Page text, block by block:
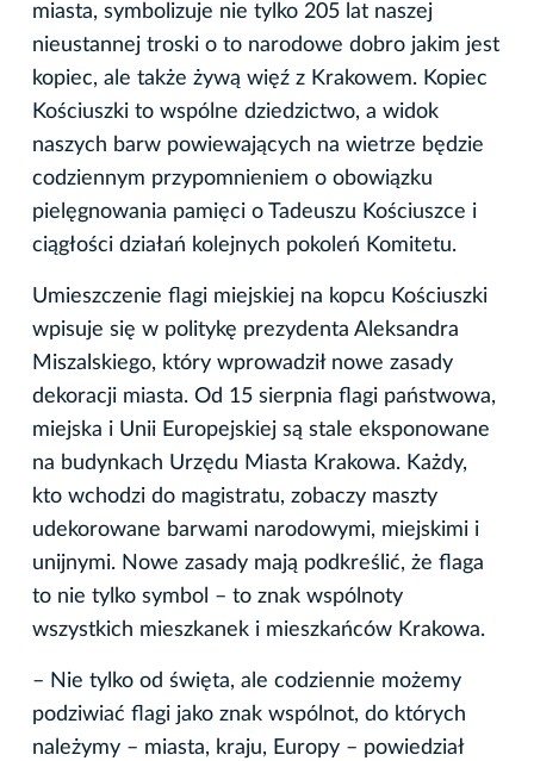
miasta, symbolizuje nie tylko 205 lat naszej
nieustannej troski o to narodowe dobro jakim jest
kopiec, ale także żywą więź z Krakowem. Kopiec
Kościuszki to wspólne dziedzictwo, a widok
naszych barw powiewających na wietrze będzie
codziennym przypomnieniem o obowiązku
pielęgnowania pamięci o Tadeuszu Kościuszce i
ciągłości działań kolejnych pokoleń Komitetu.
Umieszczenie flagi miejskiej na kopcu Kościuszki
wpisuje się w politykę prezydenta Aleksandra
Miszalskiego, który wprowadził nowe zasady
dekoracji miasta. Od 15 sierpnia flagi państwowa,
miejska i Unii Europejskiej są stale eksponowane
na budynkach Urzędu Miasta Krakowa. Każdy,
kto wchodzi do magistratu, zobaczy maszty
udekorowane barwami narodowymi, miejskimi i
unijnymi. Nowe zasady mają podkreślić, że flaga
to nie tylko symbol – to znak wspólnoty
wszystkich mieszkanek i mieszkańców Krakowa.
– Nie tylko od święta, ale codziennie możemy
podziwiać flagi jako znak wspólnot, do których
należymy – miasta, kraju, Europy – powiedział